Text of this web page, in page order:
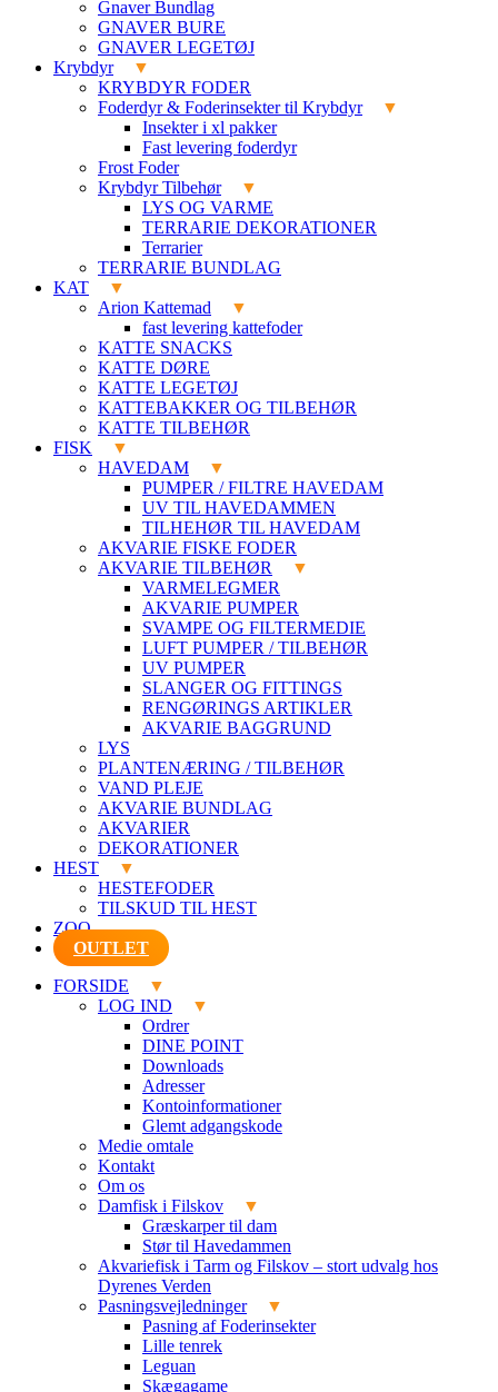
Gnaver Bundlag
GNAVER BURE
GNAVER LEGETØJ
Krybdyr
KRYBDYR FODER
Foderdyr & Foderinsekter til Krybdyr
Insekter i xl pakker
Fast levering foderdyr
Frost Foder
Krybdyr Tilbehør
LYS OG VARME
TERRARIE DEKORATIONER
Terrarier
TERRARIE BUNDLAG
KAT
Arion Kattemad
fast levering kattefoder
KATTE SNACKS
KATTE DØRE
KATTE LEGETØJ
KATTEBAKKER OG TILBEHØR
KATTE TILBEHØR
FISK
HAVEDAM
PUMPER / FILTRE HAVEDAM
UV TIL HAVEDAMMEN
TILHEHØR TIL HAVEDAM
AKVARIE FISKE FODER
AKVARIE TILBEHØR
VARMELEGMER
AKVARIE PUMPER
SVAMPE OG FILTERMEDIE
LUFT PUMPER / TILBEHØR
UV PUMPER
SLANGER OG FITTINGS
RENGØRINGS ARTIKLER
AKVARIE BAGGRUND
LYS
PLANTENÆRING / TILBEHØR
VAND PLEJE
AKVARIE BUNDLAG
AKVARIER
DEKORATIONER
HEST
HESTEFODER
TILSKUD TIL HEST
ZOO
OUTLET
FORSIDE
LOG IND
Ordrer
DINE POINT
Downloads
Adresser
Kontoinformationer
Glemt adgangskode
Medie omtale
Kontakt
Om os
Damfisk i Filskov
Græskarper til dam
Stør til Havedammen
Akvariefisk i Tarm og Filskov – stort udvalg hos
Dyrenes Verden
Pasningsvejledninger
Pasning af Foderinsekter
Lille tenrek
Leguan
Skægagame